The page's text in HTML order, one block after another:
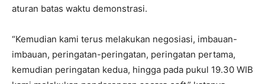
aturan batas waktu demonstrasi.
“Kemudian kami terus melakukan negosiasi, imbauan-
imbauan, peringatan-peringatan, peringatan pertama,
kemudian peringatan kedua, hingga pada pukul 19.30 WIB